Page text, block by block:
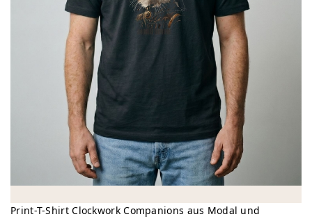
Print-T-Shirt Clockwork Companions aus Modal und